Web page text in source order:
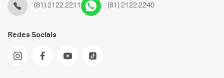
Redes Sociais
(81) 2122.2211 (81) 2122.2240